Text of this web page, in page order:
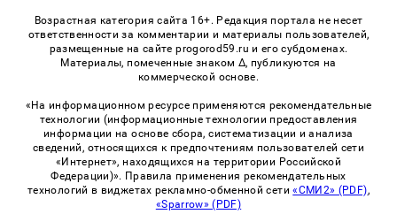
Возрастная категория сайта 16+. Редакция портала не несет
ответственности за комментарии и материалы пользователей,
размещенные на сайте progorod59.ru и его субдоменах.
Материалы, помеченные знаком Δ, публикуются на
коммерческой основе.
«На информационном ресурсе применяются рекомендательные
технологии (информационные технологии предоставления
информации на основе сбора, систематизации и анализа
сведений, относящихся к предпочтениям пользователей сети
«Интернет», находящихся на территории Российской
Федерации)». Правила применения рекомендательных
технологий в виджетах рекламно-обменной сети«СМИ2» (PDF),
«Sparrow» (PDF)